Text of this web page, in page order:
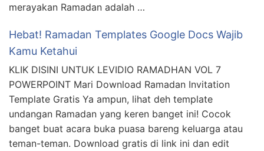
merayakan Ramadan adalah …
Hebat! Ramadan Templates Google Docs Wajib
Kamu Ketahui
KLIK DISINI UNTUK LEVIDIO RAMADHAN VOL 7
POWERPOINT Mari Download Ramadan Invitation
Template Gratis Ya ampun, lihat deh template
undangan Ramadan yang keren banget ini! Cocok
banget buat acara buka puasa bareng keluarga atau
teman-teman. Download gratis di link ini dan edit